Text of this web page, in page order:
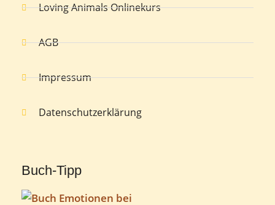
Loving Animals Onlinekurs
AGB
Impressum
Datenschutzerklärung
Buch-Tipp